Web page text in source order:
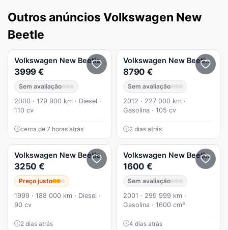
Outros anúncios Volkswagen New
Beetle
Volkswagen New Beetle
3999 €
Sem avaliação
2000 · 179 900 km · Diesel ·
110 cv
cerca de 7 horas atrás
Volkswagen New Beetle 1.2
8790 €
Sem avaliação
2012 · 227 000 km ·
Gasolina · 105 cv
2 dias atrás
Volkswagen New Beetle
3250 €
Preço justo
1999 · 188 000 km · Diesel ·
90 cv
2 dias atrás
Volkswagen New Beetle 1.6
1600 €
Sem avaliação
2001 · 299 999 km ·
Gasolina · 1600 cm³
4 dias atrás